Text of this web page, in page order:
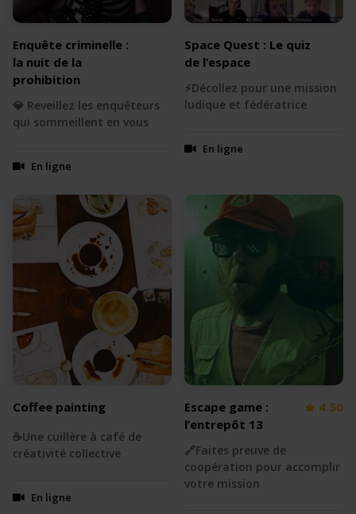
Enquête criminelle :
la nuit de la
prohibition
💎 Reveillez les enquêteurs
qui sommeillent en vous
En ligne
Space Quest : Le quiz
de l’espace
⚡️Décollez pour une mission
ludique et fédératrice
En ligne
Coffee painting
☕Une cuillère à café de
créativité collective
En ligne
Escape game :
l’entrepôt 13
4.50
🔗Faites preuve de
coopération pour accomplir
votre mission